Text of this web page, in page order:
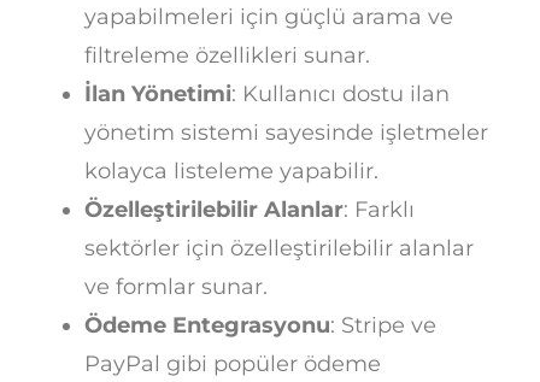
yapabilmeleri için güçlü arama ve
filtreleme özellikleri sunar.
İlan Yönetimi: Kullanıcı dostu ilan
yönetim sistemi sayesinde işletmeler
kolayca listeleme yapabilir.
Özelleştirilebilir Alanlar: Farklı
sektörler için özelleştirilebilir alanlar
ve formlar sunar.
Ödeme Entegrasyonu: Stripe ve
PayPal gibi popüler ödeme